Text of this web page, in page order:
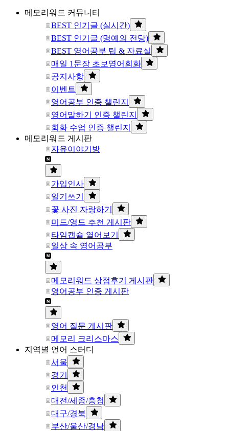
메모리워드 커뮤니티
BEST 인기글 (실시간)
BEST 인기글 (명예의 전당)
BEST 영어공부 팁 & 자료실
매일 1문장 초보영어회화
공지사항
이벤트
영어공부 인증 챌린지
영어말하기 인증 챌린지
회화 수업 인증 챌린지
메모리워드 게시판
자유이야기방
가입인사
일기쓰기
꽃 사진 자랑하기
미드/영드 추천 게시판
타임캡슐 열어보기
일상 속 영어공부
메모리워드 상점후기 게시판
영어공부 인증 게시판
영어 질문 게시판
메모리 크리스마스
지역별 언어 스터디
서울
경기
인천
대전/세종/충청
대구/경북
부산/울산/경남